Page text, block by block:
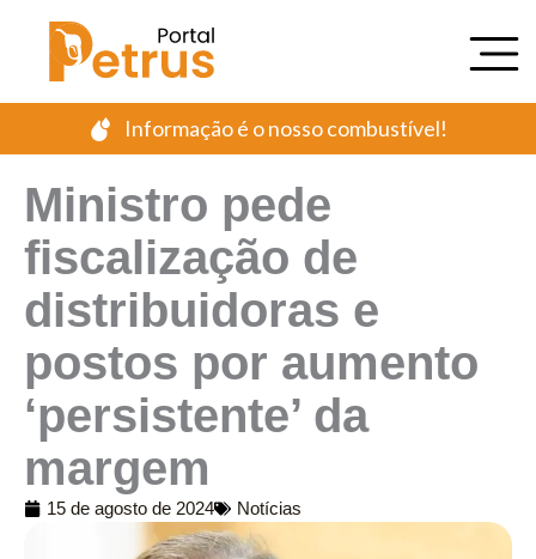
Informação é o nosso combustível!
Ministro pede
fiscalização de
distribuidoras e
postos por aumento
‘persistente’ da
margem
15 de agosto de 2024 Notícias